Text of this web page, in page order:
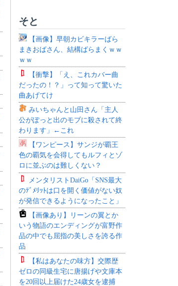
そと
【画像】早朝カビキラーばら
まきおばさん、結構ばらまくｗｗ
ｗｗ
【衝撃】「え、これカバー曲
だったの！？」って知って驚いた
曲あげてけ
みいちゃんと山田さん「主人
公がぽっと出のモブに殺されて終
わります」←これ
【ワンピース】サンジが覇王
色の覇気を会得してもルフィとゾ
ロに並ぶのは難しくない？
メンタリストDaiGo「SNS最大
のﾃﾞﾒﾘｯﾄは口を開く価値がない奴
が発信できるようになったこと」
【画像あり】リーンの翼とか
いう物語のエンディングが富野作
品の中でも屈指の美しさを誇る作
品
【私はあなたの味方】交際歴
ゼロの同級生宅に唐揚げや文庫本
を20回以上届けた24歳女を逮捕